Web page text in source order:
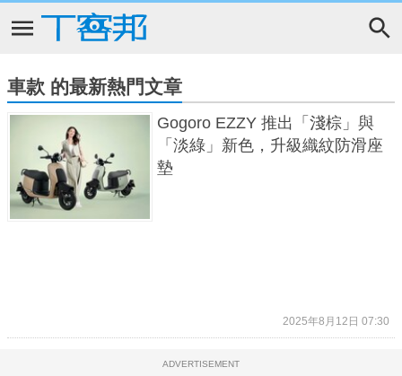
車款 的最新熱門文章
Gogoro EZZY 推出「淺棕」與
「淡綠」新色，升級織紋防滑座
墊
2025年8月12日 07:30
ADVERTISEMENT